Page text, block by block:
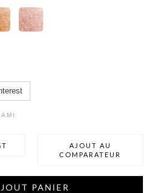
AJOUT AU
COMPARATEUR
PANIER